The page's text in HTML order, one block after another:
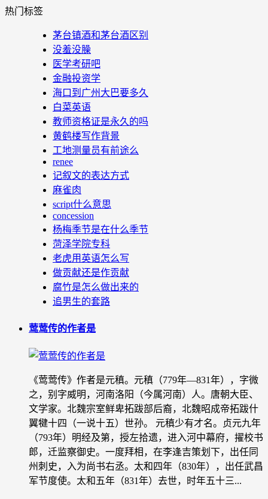
热门标签
茅台镇酒和茅台酒区别
没羞没臊
医学考研吧
金融投资学
海口到广州大巴要多久
白菜英语
教师资格证是永久的吗
黄鹤楼写作背景
工地测量员有前途么
renee
记叙文的表达方式
麻雀肉
script什么意思
concession
杨梅季节是在什么季节
菏泽学院专科
老虎用英语怎么写
做贡献还是作贡献
腐竹是怎么做出来的
追男生的套路
莺莺传的作者是
《莺莺传》作者是元稹。元稹（779年—831年），字微
之，别字威明，河南洛阳（今属河南）人。唐朝大臣、
文学家。北魏宗室鲜卑拓跋部后裔，北魏昭成帝拓跋什
翼犍十四（一说十五）世孙。 元稹少有才名。贞元九年
（793年）明经及第，授左拾遗，进入河中幕府，擢校书
郎，迁监察御史。一度拜相，在李逢吉策划下，出任同
州刺史，入为尚书右丞。太和四年（830年），出任武昌
军节度使。太和五年（831年）去世，时年五十三...